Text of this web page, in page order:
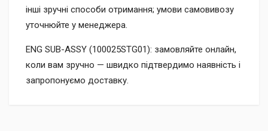
інші зручні способи отримання; умови самовивозу
уточнюйте у менеджера.
ENG SUB-ASSY (100025STG01): замовляйте онлайн,
коли вам зручно — швидко підтвердимо наявність і
запропонуємо доставку.